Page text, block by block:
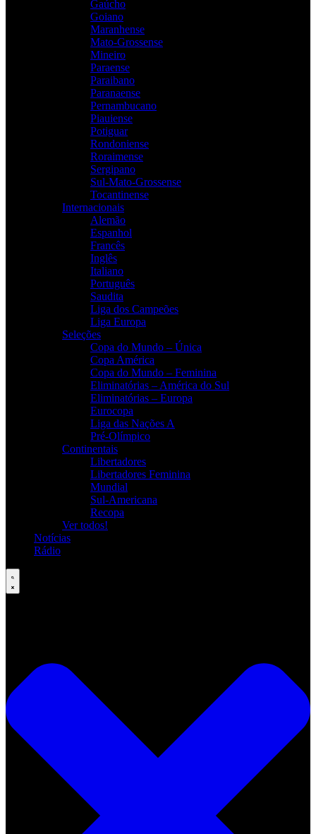
Gaúcho
Goiano
Maranhense
Mato-Grossense
Mineiro
Paraense
Paraibano
Paranaense
Pernambucano
Piauiense
Potiguar
Rondoniense
Roraimense
Sergipano
Sul-Mato-Grossense
Tocantinense
Internacionais
Alemão
Espanhol
Francês
Inglês
Italiano
Português
Saudita
Liga dos Campeões
Liga Europa
Seleções
Copa do Mundo – Única
Copa América
Copa do Mundo – Feminina
Eliminatórias – América do Sul
Eliminatórias – Europa
Eurocopa
Liga das Nações A
Pré-Olímpico
Continentais
Libertadores
Libertadores Feminina
Mundial
Sul-Americana
Recopa
Ver todos!
Notícias
Rádio